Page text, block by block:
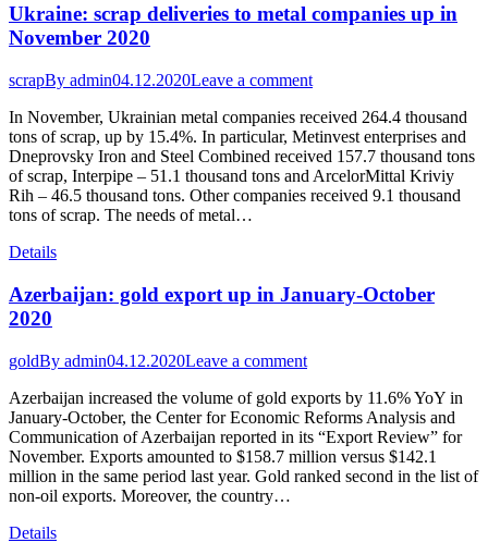
Ukraine: scrap deliveries to metal companies up in
November 2020
scrapBy admin04.12.2020Leave a comment
In November, Ukrainian metal companies received 264.4 thousand
tons of scrap, up by 15.4%. In particular, Metinvest enterprises and
Dneprovsky Iron and Steel Combined received 157.7 thousand tons
of scrap, Interpipe – 51.1 thousand tons and ArcelorMittal Kriviy
Rih – 46.5 thousand tons. Other companies received 9.1 thousand
tons of scrap. The needs of metal…
Details
Azerbaijan: gold export up in January-October
2020
goldBy admin04.12.2020Leave a comment
Azerbaijan increased the volume of gold exports by 11.6% YoY in
January-October, the Center for Economic Reforms Analysis and
Communication of Azerbaijan reported in its “Export Review” for
November. Exports amounted to $158.7 million versus $142.1
million in the same period last year. Gold ranked second in the list of
non-oil exports. Moreover, the country…
Details